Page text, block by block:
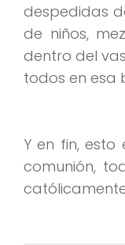
despedidas
de niños,
dentro del
todos en esa
Y en fin,
comunión,